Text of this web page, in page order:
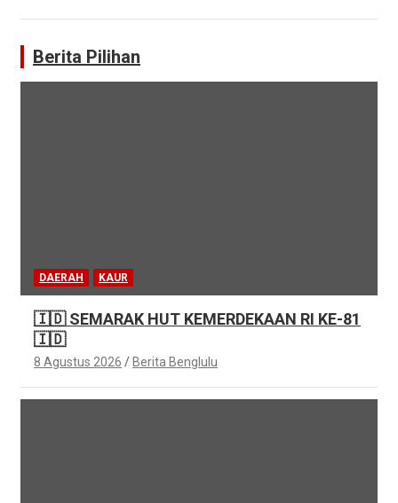
Berita Pilihan
DAERAH KAUR
🇮🇩 SEMARAK HUT KEMERDEKAAN RI KE-81
🇮🇩
8 Agustus 2026 Berita Benglulu